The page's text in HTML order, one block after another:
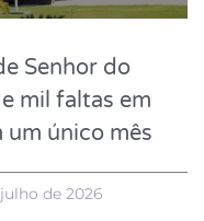
Senhor do
mil faltas em
um único mês
de 2026